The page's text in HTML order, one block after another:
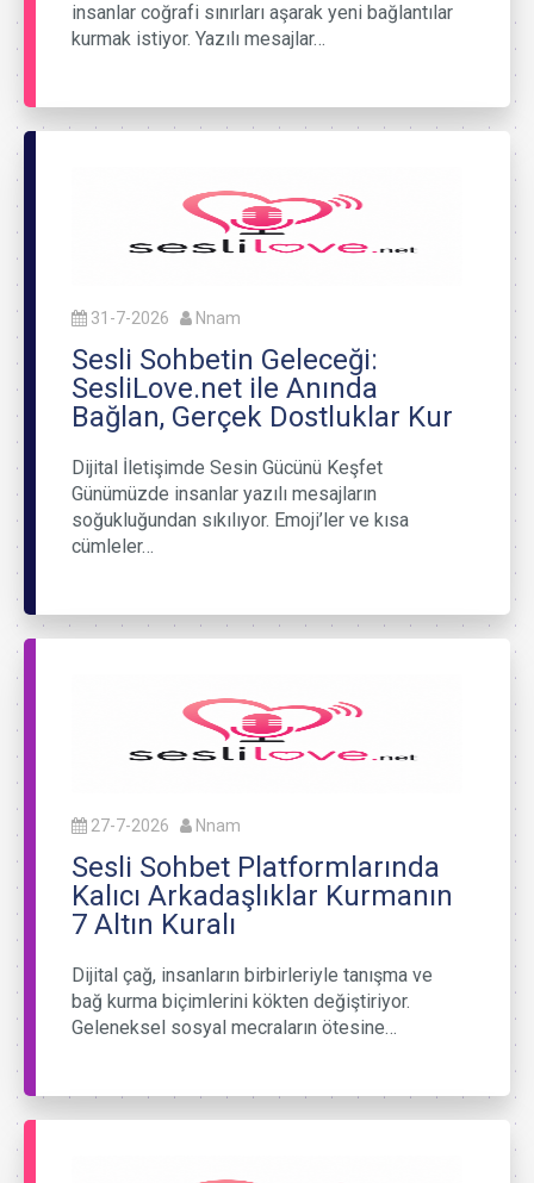
insanlar coğrafi sınırları aşarak yeni bağlantılar
kurmak istiyor. Yazılı mesajlar…
31-7-2026 Nnam
Sesli Sohbetin Geleceği:
SesliLove.net ile Anında
Bağlan, Gerçek Dostluklar Kur
Dijital İletişimde Sesin Gücünü Keşfet
Günümüzde insanlar yazılı mesajların
soğukluğundan sıkılıyor. Emoji’ler ve kısa
cümleler…
27-7-2026 Nnam
Sesli Sohbet Platformlarında
Kalıcı Arkadaşlıklar Kurmanın
7 Altın Kuralı
Dijital çağ, insanların birbirleriyle tanışma ve
bağ kurma biçimlerini kökten değiştiriyor.
Geleneksel sosyal mecraların ötesine…